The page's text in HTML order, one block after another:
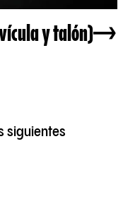
y talón)
siguientes